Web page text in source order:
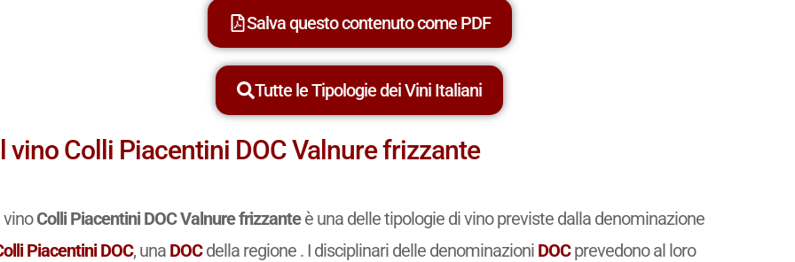
Salva questo contenuto come PDF
Tutte le Tipologie dei Vini Italiani
vino Colli Piacentini DOC Valnure frizzante
vinoColli Piacentini DOC Valnure frizzanteè una delle tipologie di vino previste dalla denominazione
Piacentini DOC, una DOCdella regione . I disciplinari delle denominazioni DOCprevedono al loro